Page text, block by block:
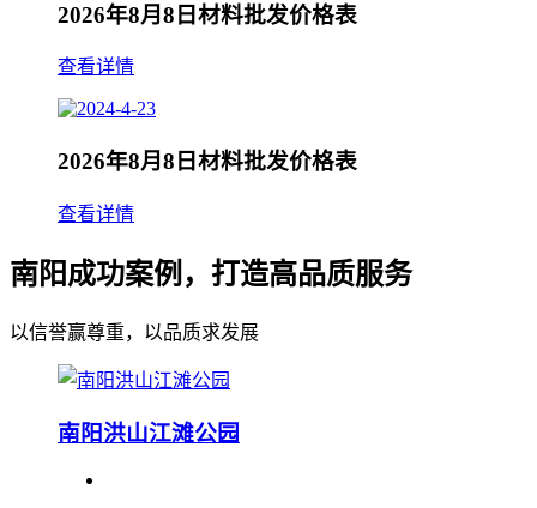
2026年8月8日材料批发价格表
查看详情
2026年8月8日材料批发价格表
查看详情
南阳成功案例，打造高品质服务
以信誉赢尊重，以品质求发展
南阳洪山江滩公园